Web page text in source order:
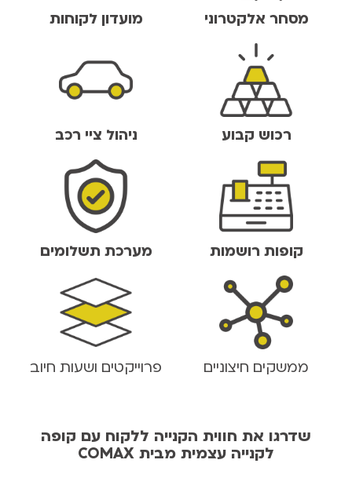
מסחר אלקטרוני מועדון לקוחות
רכוש קבוע ניהול ציי רכב
קופות רושמות מערכת תשלומים
ממשקים חיצוניים פרוייקטים ושעות חיוב
שדרגו את חווית הקנייה ללקוח עם קופה
לקנייה עצמית מבית COMAX​